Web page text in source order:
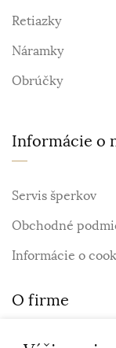
Retiazky
Náramky
Obrúčky
Informácie o
Servis šperkov
Obchodné
Informácie o
O firme